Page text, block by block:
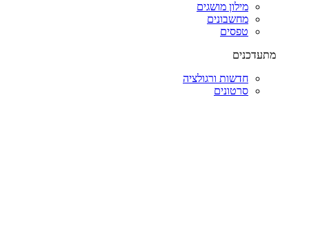
מילון מושגים
מחשבונים
טפסים
מתעדכנים
חדשות ורגולציה
סרטונים